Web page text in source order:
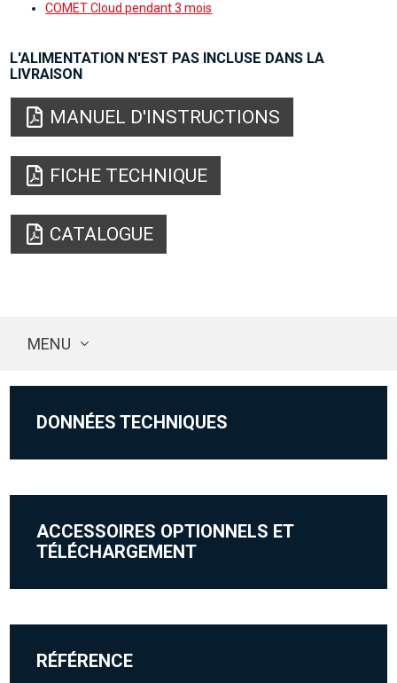
COMET Cloud pendant 3 mois
L'ALIMENTATION N'EST PAS INCLUSE DANS LA
LIVRAISON
MANUEL D'INSTRUCTIONS
FICHE TECHNIQUE
CATALOGUE
MENU
DONNÉES TECHNIQUES
ACCESSOIRES OPTIONNELS ET
TÉLÉCHARGEMENT
RÉFÉRENCE